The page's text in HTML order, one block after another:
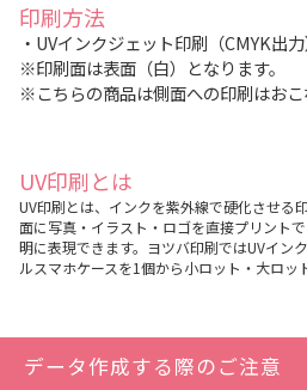
印刷方法
・UVインクジェット印刷（CMYK出力
※印刷面は表面（白）となります。
※こちらの商品は側面への印刷はおこ
UV印刷とは
UV印刷とは、インクを紫外線で硬化させる
面に写真・イラスト・ロゴを直接プリント
明に表現できます。ヨツバ印刷ではUVイン
ルスマホケースを1個から小ロット・大ロッ
データ作成する際のご注意